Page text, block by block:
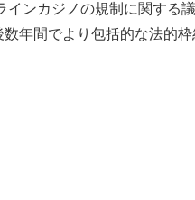
ンカジノの規制に関する
年間でより包括的な法的